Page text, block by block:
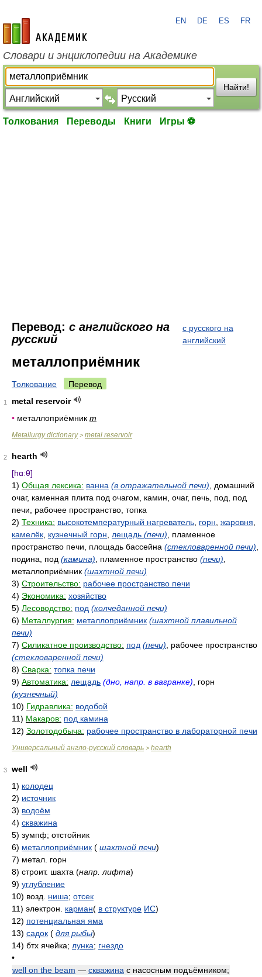
academic.ru
EN DE ES FR
Словари и энциклопедии на Академике
Найти!
Толкования Переводы Книги Игры ⚽
Перевод: с английского на
русский
с русского на
английский
металлоприёмник
Толкование Перевод
1
metal reservoir
• металлоприёмник m
Metallurgy dictionary> metal reservoir
2
hearth
[hɑːθ]
1) Общая лексика: ванна (в отражательной печи) , домашний
очаг, каменная плита под очагом, камин, очаг, печь, под, под
печи, рабочее пространство, топка
2) Техника: высокотемпературный нагреватель горн жаровня
камелёк кузнечный горн лещадь (печи) , пламенное
пространство печи, площадь бассейна (стекловаренной печи)
подина, под (камина) , пламенное пространство (печи)
металлоприёмник (шахтной печи)
3) Строительство: рабочее пространство печи
4) Экономика: хозяйство
5) Лесоводство: под (колчеданной печи)
6) Металлургия: металлоприёмник (шахтной плавильной
печи)
7) Силикатное производство: под (печи) , рабочее пространство
(стекловаренной печи)
8) Сварка: топка печи
9) Автоматика: лещадь (дно, напр. в вагранке) , горн
(кузнечный)
10) Гидравлика: водобой
11) Макаров: под камина
12) Золотодобыча: рабочее пространство в лабораторной печи
Универсальный англо-русский словарь > hearth
3
well
1) колодец
2) источник
3) водоём
4) скважина
5) зумпф; отстойник
6) металлоприёмник ( шахтной печи)
7) метал. горн
8) строит. шахта (напр. лифта)
9) углубление
10) возд. ниша; отсек
11) электрон. карман( в структуре ИС)
12) потенциальная яма
13) садок ( для рыбы)
14) бтх ячейка; лунка; гнездо
•
well on the beam — скважина с насосным подъёмником;